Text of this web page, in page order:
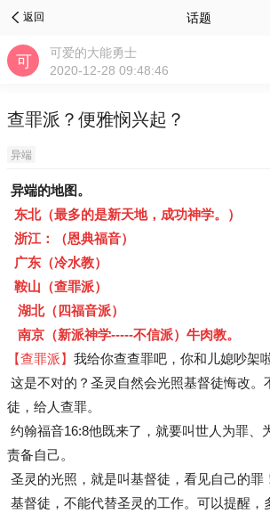
返回 话题
可爱的大能勇士
2020-12-28 09:48:46
查罪派？便雅悯兴起？
异端
异端的地图。
东北（最多的是新天地，成功神学。）
浙江：（恩典福音）
广东（冷水教）
鞍山（查罪派）
湖北（四福音派）
南京（新派神学-----不信派）牛肉教。
【查罪派】 我给你查查罪吧，你和儿媳吵架
这是不对的？圣灵自然会光照基督徒悔改。
徒，给人查罪。
约翰福音16:8他既来了，就要叫世人为罪、
责备自己。
圣灵的光照，就是叫基督徒，看见自己的罪
基督徒，不能代替圣灵的工作。可以提醒，